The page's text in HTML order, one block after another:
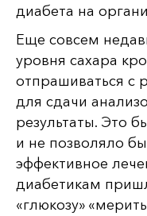
диабета на
Еще совсем
уровня сахара
отпрашиваться с
для сдачи
результаты. Это
и не позволяло
эффективное
диабетикам
«глюкозу»